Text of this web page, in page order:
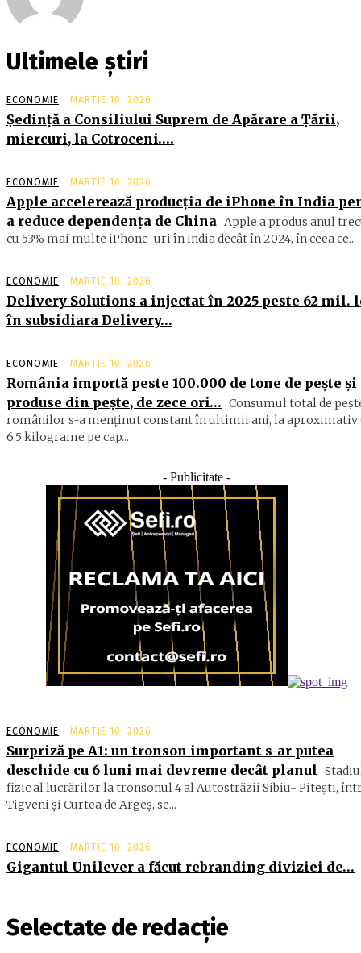
Ultimele știri
ECONOMIE MARTIE 10, 2026
Şedinţă a Consiliului Suprem de Apărare a Ţării,
miercuri, la Cotroceni….
ECONOMIE MARTIE 10, 2026
Apple accelerează producția de iPhone în India
a reduce dependența de China Apple a produs anul
cu 53% mai multe iPhone-uri în India decât în 2024, în ceea ce...
ECONOMIE MARTIE 10, 2026
Delivery Solutions a injectat în 2025 peste 62 mil.
în subsidiara Delivery…
ECONOMIE MARTIE 10, 2026
România importă peste 100.000 de tone de peşte şi
produse din peşte, de zece ori… Consumul total de
ro­mâ­nilor s-a menţinut constant în ul­timii ani, la aproximativ
6,5 ki­lograme pe cap...
- Publicitate -
ECONOMIE MARTIE 10, 2026
Surpriză pe A1: un tronson important s-ar putea
deschide cu 6 luni mai devreme decât planul
fizic al lucrărilor la tronsonul 4 al Autostrăzii Sibiu- Piteşti,
Tigveni şi Curtea de Argeş, se...
ECONOMIE MARTIE 10, 2026
Gigantul Unilever a făcut rebranding diviziei de…
Selectate de redacție